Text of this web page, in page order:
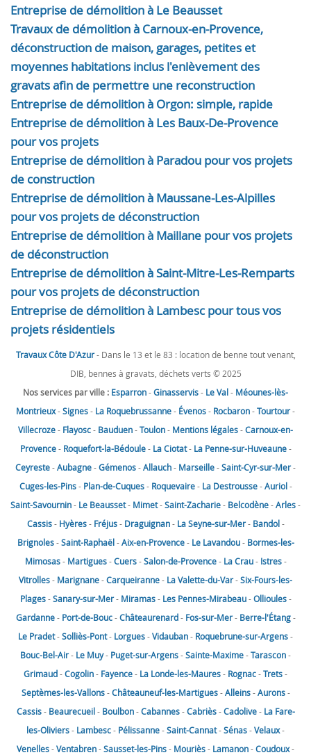
Entreprise de démolition à Le Beausset
Travaux de démolition à Carnoux-en-Provence,
déconstruction de maison, garages, petites et
moyennes habitations inclus l'enlèvement des
gravats afin de permettre une reconstruction
Entreprise de démolition à Orgon: simple, rapide
Entreprise de démolition à Les Baux-De-Provence
pour vos projets
Entreprise de démolition à Paradou pour vos projets
de construction
Entreprise de démolition à Maussane-Les-Alpilles
pour vos projets de déconstruction
Entreprise de démolition à Maillane pour vos projets
de déconstruction
Entreprise de démolition à Saint-Mitre-Les-Remparts
pour vos projets de déconstruction
Entreprise de démolition à Lambesc pour tous vos
projets résidentiels
Travaux Côte D'Azur- Dans le 13 et le 83 : location de benne tout venant,
DIB, bennes à gravats, déchets verts © 2025
Nos services par ville : Esparron-Ginasservis- Le Val- Méounes-lès-
Montrieux-Signes- La Roquebrussanne- Évenos- Rocbaron-Tourtour-
Villecroze- Flayosc- Bauduen-Toulon- Mentions légales-Carnoux-en-
Provence- Roquefort-la-Bédoule- La Ciotat- La Penne-sur-Huveaune-
Ceyreste-Aubagne-Gémenos-Allauch- Marseille-Saint-Cyr-sur-Mer-
Cuges-les-Pins- Plan-de-Cuques- Roquevaire- La Destrousse-Auriol-
Saint-Savournin- Le Beausset- Mimet-Saint-Zacharie- Belcodène-Arles-
Cassis- Hyères- Fréjus- Draguignan- La Seyne-sur-Mer- Bandol-
Brignoles-Saint-Raphaël-Aix-en-Provence- Le Lavandou- Bormes-les-
Mimosas- Martigues-Cuers-Salon-de-Provence- La Crau- Istres-
Vitrolles- Marignane-Carqueiranne- La Valette-du-Var-Six-Fours-les-
Plages-Sanary-sur-Mer- Miramas- Les Pennes-Mirabeau-Ollioules-
Gardanne- Port-de-Bouc-Châteaurenard- Fos-sur-Mer- Berre-l'Étang-
Le Pradet-Solliès-Pont- Lorgues-Vidauban- Roquebrune-sur-Argens-
Bouc-Bel-Air- Le Muy- Puget-sur-Argens-Sainte-Maxime-Tarascon-
Grimaud-Cogolin- Fayence- La Londe-les-Maures- Rognac-Trets-
Septèmes-les-Vallons-Châteauneuf-les-Martigues-Alleins-Aurons-
Cassis- Beaurecueil- Boulbon-Cabannes-Cabriès-Cadolive- La Fare-
les-Oliviers- Lambesc- Pélissanne-Saint-Cannat-Sénas-Velaux-
Venelles-Ventabren-Sausset-les-Pins- Mouriès- Lamanon-Coudoux-